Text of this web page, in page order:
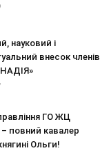
науковий і
внесок членів
ГО ЖЦ
повний кавалер
Ольги!